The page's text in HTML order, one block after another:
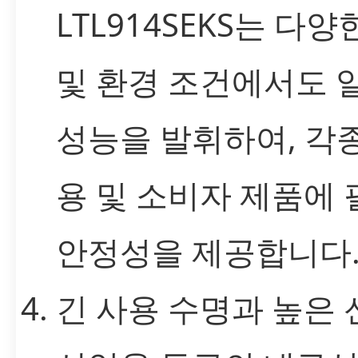
LTL914SEKS는 다양
및 환경 조건에서도
성능을 발휘하여, 각
용 및 소비자 제품에
안정성을 제공합니
긴 사용 수명과 높은